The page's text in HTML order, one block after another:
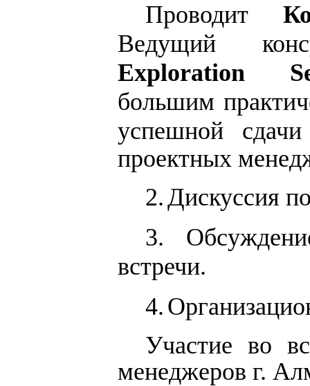
Проводит
Ведущий
Exploration
большим
успешной сдачи
проектных
2.Дискуссия
3.
встречи.
4.
Участие во
менеджеров г.